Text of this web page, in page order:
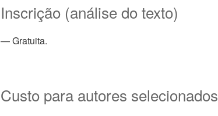
Inscrição (análise do texto)
— Gratuita.
Custo para autores selecionados